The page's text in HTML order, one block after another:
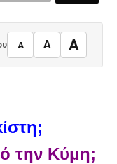
A A A
την Κύμη;